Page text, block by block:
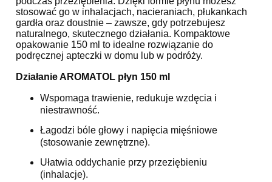
stosować go w inhalacjach, nacieraniach, płukankach
gardła oraz doustnie – zawsze, gdy potrzebujesz
naturalnego, skutecznego działania. Kompaktowe
opakowanie 150 ml to idealne rozwiązanie do
podręcznej apteczki w domu lub w podróży.
Działanie AROMATOL płyn 150 ml
Wspomaga trawienie, redukuje wzdęcia i
niestrawność.
Łagodzi bóle głowy i napięcia mięśniowe
(stosowanie zewnętrzne).
Ułatwia oddychanie przy przeziębieniu
(inhalacje).